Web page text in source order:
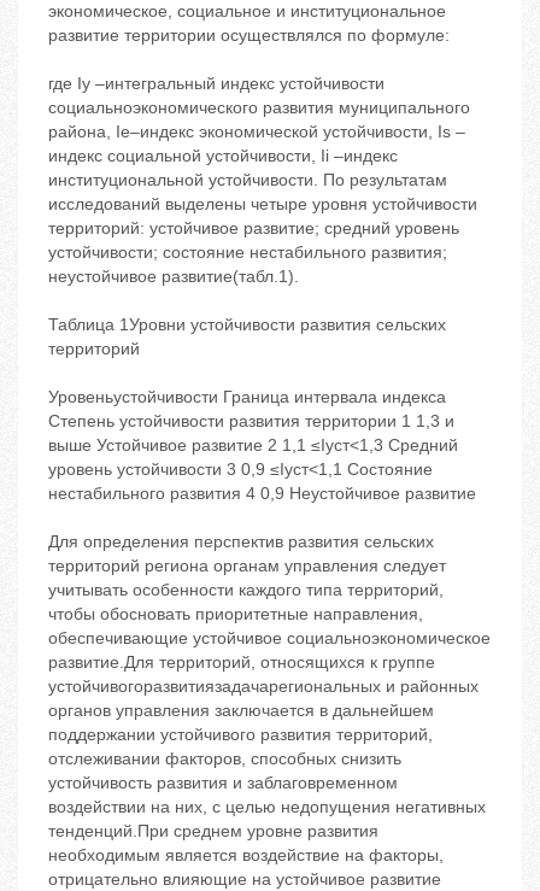
экономическое, социальное и институциональное
развитие территории осуществлялся по формуле:
где Iу –интегральный индекс устойчивости
социальноэкономического развития муниципального
района, Ie–индекс экономической устойчивости, Is –
индекс социальной устойчивости, Ii –индекс
институциональной устойчивости. По результатам
исследований выделены четыре уровня устойчивости
территорий: устойчивое развитие; средний уровень
устойчивости; состояние нестабильного развития;
неустойчивое развитие(табл.1).
Таблица 1Уровни устойчивости развития сельских
территорий
Уровеньустойчивости Граница интервала индекса
Степень устойчивости развития территории 1 1,3 и
выше Устойчивое развитие 2 1,1 ≤Iуст<1,3 Средний
уровень устойчивости 3 0,9 ≤Iуст<1,1 Состояние
нестабильного развития 4 0,9 Неустойчивое развитие
Для определения перспектив развития сельских
территорий региона органам управления следует
учитывать особенности каждого типа территорий,
чтобы обосновать приоритетные направления,
обеспечивающие устойчивое социальноэкономическое
развитие.Для территорий, относящихся к группе
устойчивогоразвитиязадачарегиональных и районных
органов управления заключается в дальнейшем
поддержании устойчивого развития территорий,
отслеживании факторов, способных снизить
устойчивость развития и заблаговременном
воздействии на них, с целью недопущения негативных
тенденций.При среднем уровне развития
необходимым является воздействие на факторы,
отрицательно влияющие на устойчивое развитие